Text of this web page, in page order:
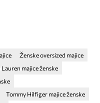
Ženske oversized majice
majice ženske
Tommy Hilfiger majice ženske